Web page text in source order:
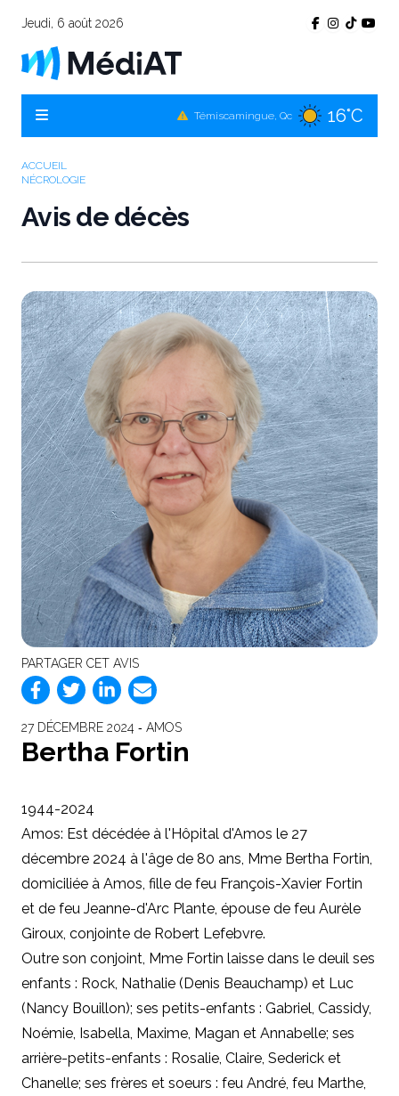
Jeudi, 6 août 2026
La Sarre, Qc 17°C
ACCUEIL
NÉCROLOGIE
Avis de décès
PARTAGER CET AVIS
27 DÉCEMBRE 2024 ‐ AMOS
Bertha Fortin
1944-2024
Amos: Est décédée à l'Hôpital d'Amos le 27
décembre 2024 à l'âge de 80 ans, Mme Bertha Fortin,
domiciliée à Amos, fille de feu François-Xavier Fortin
et de feu Jeanne-d'Arc Plante, épouse de feu Aurèle
Giroux, conjointe de Robert Lefebvre.
Outre son conjoint, Mme Fortin laisse dans le deuil ses
enfants : Rock, Nathalie (Denis Beauchamp) et Luc
(Nancy Bouillon); ses petits-enfants : Gabriel, Cassidy,
Noémie, Isabella, Maxime, Magan et Annabelle; ses
arrière-petits-enfants : Rosalie, Claire, Sederick et
Chanelle; ses frères et soeurs : feu André, feu Marthe,